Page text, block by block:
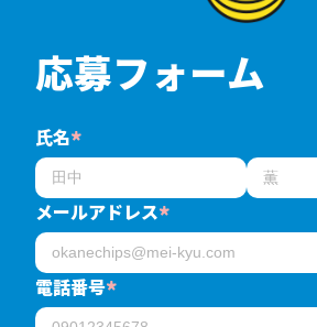
応募フォーム
氏名*
メールアドレス*
電話番号*